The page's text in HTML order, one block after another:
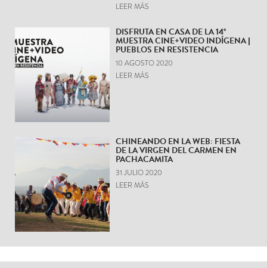
LEER MÁS
DISFRUTA EN CASA DE LA 14°
MUESTRA CINE+VIDEO INDÍGENA |
PUEBLOS EN RESISTENCIA
10 AGOSTO 2020
LEER MÁS
CHINEANDO EN LA WEB: FIESTA
DE LA VIRGEN DEL CARMEN EN
PACHACAMITA
31 JULIO 2020
LEER MÁS